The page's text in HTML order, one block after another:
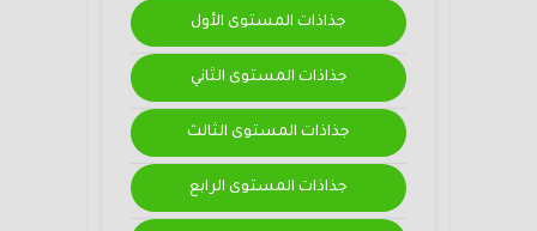
جذاذات المستوى الأول
جذاذات المستوى الثاني
جذاذات المستوى الثالث
جذاذات المستوى الرابع